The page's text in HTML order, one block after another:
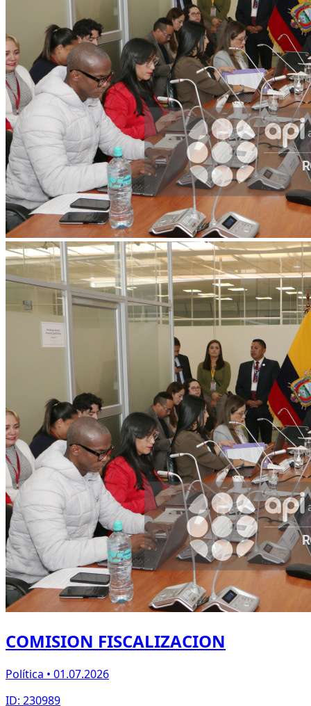
COMISION FISCALIZACION
Política • 01.07.2026
ID: 230989